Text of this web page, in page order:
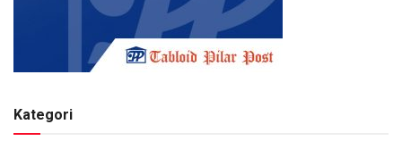
Kategori